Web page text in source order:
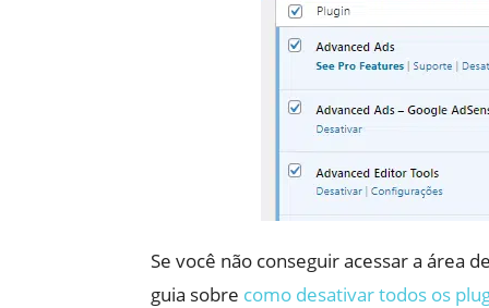
Se você não conseguir acessar a área
guia sobre como desativar todos os